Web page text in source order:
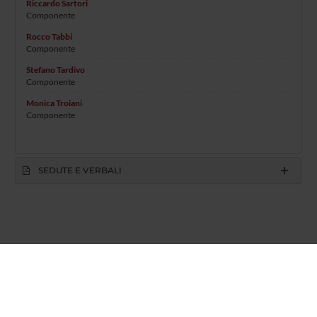
Riccardo Sartori
Componente
Rocco Tabbi
Componente
Stefano Tardivo
Componente
Monica Troiani
Componente
SEDUTE E VERBALI